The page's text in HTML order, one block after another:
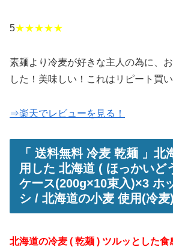
5★★★★★
素麺より冷麦が好きな主人の為に、
した！美味しい！これはリピート買い
⇒楽天でレビューを見る！
「 送料無料 冷麦 乾麺 」北
用した 北海道 ( ほっかいど
ケース(200g×10束入)×3 ホ
シ / 北海道の小麦 使用(冷
北海道の冷麦 ( 乾麺 ) ツルッとした食